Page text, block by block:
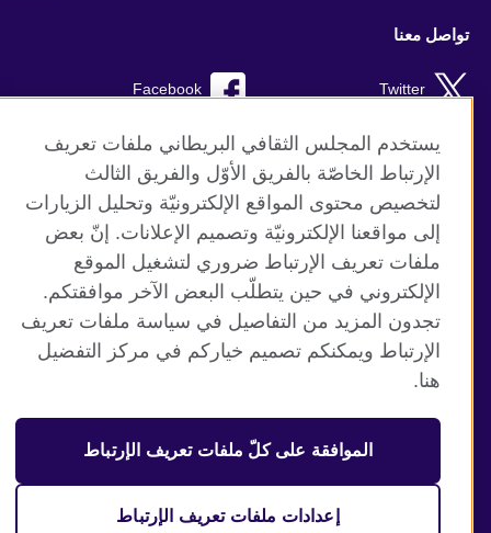
تواصل معنا
Facebook Twitter
Instagram RSS
TikTok
موقع المجلس الثقافي البريطاني العالمي
الخصوصية وشروط الاستخدام
ملفات تعريف الإرتباط
خريطة الموقع
منظمة المملكة المتحدة الدولية للعلاقات الثقافية والفرص
يستخدم المجلس الثقافي البريطاني ملفات تعريف
الإرتباط الخاصّة بالفريق الأوّل والفريق الثالث
لتخصيص محتوى المواقع الإلكترونيّة وتحليل الزيارات
إلى مواقعنا الإلكترونيّة وتصميم الإعلانات. إنّ بعض
ملفات تعريف الإرتباط ضروري لتشغيل الموقع
الإلكتروني في حين يتطلّب البعض الآخر موافقتكم.
تجدون المزيد من التفاصيل في سياسة ملفات تعريف
الإرتباط ويمكنكم تصميم خياركم في مركز التفضيل
هنا.
الموافقة على كلّ ملفات تعريف الإرتباط
إعدادات ملفات تعريف الإرتباط